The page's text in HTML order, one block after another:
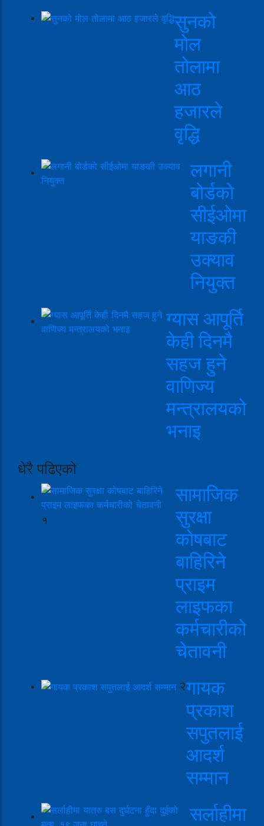
सुनको
मोल
तोलामा
आठ
हजारले
वृद्धि
लगानी
बोर्डको
सीईओमा
याङकी
उक्याव
नियुक्त
ग्यास आपूर्ति
केही दिनमै
सहज हुने
वाणिज्य
मन्त्रालयको
भनाइ
धेरै पढिएको
१
सामाजिक
सुरक्षा
कोषबाट
बाहिरिने
प्राइम
लाइफका
कर्मचारीको
चेतावनी
२गायक
प्रकाश
सपुतलाई
आदर्श
सम्मान
सर्लाहीमा